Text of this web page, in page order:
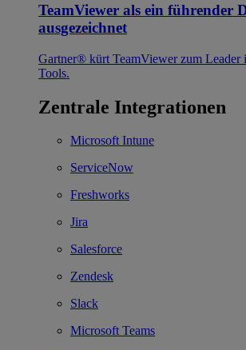
TeamViewer als ein führender
ausgezeichnet
Gartner® kürt TeamViewer zum
Tools.
Zentrale Integrationen
Microsoft Intune
ServiceNow
Freshworks
Jira
Salesforce
Zendesk
Slack
Microsoft Teams